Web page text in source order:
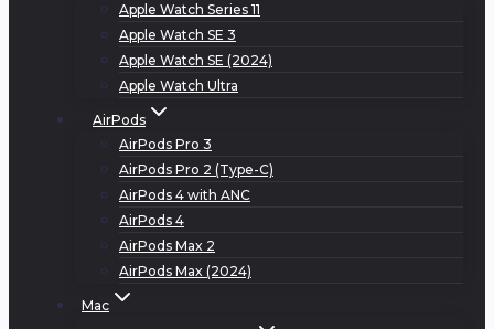
Apple Watch Series 11
Apple Watch SE 3
Apple Watch SE (2024)
Apple Watch Ultra
AirPods
AirPods Pro 3
AirPods Pro 2 (Type-C)
AirPods 4 with ANC
AirPods 4
AirPods Max 2
AirPods Max (2024)
Mac